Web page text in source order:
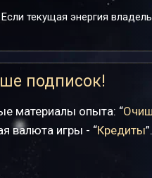
текущая энергия
подписок!
материалы опыта: “
валюта игры - “Кредиты”.